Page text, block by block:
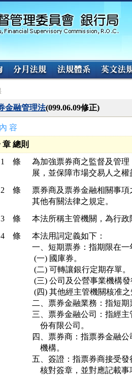
金融管理法(099.06.09修正)
容
總則
條
為加強票券商之監督及管
展，並保障市場交易人之
條
票券商及票券金融相關事
其他有關法律之規定。
條
本法所稱主管機關，為行
條
本法用詞定義如下：
一、短期票券：指期限在
(一) 國庫券。
(二) 可轉讓銀行定期存單。
(三) 公司及公營事業機構
(四) 其他經主管機關核准
二、票券金融業務：指短
三、票券金融公司：指經
    份有限公司。
四、票券商：指票券金融
    機構。
五、簽證：指票券商接受
核對簽章，並對應記載